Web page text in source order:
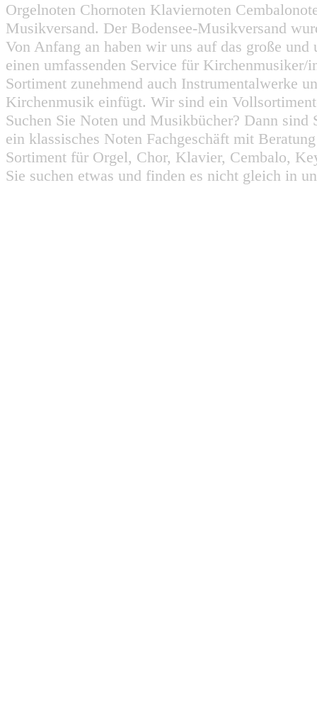
Orgelnoten Chornoten Klaviernoten
Musikversand. Der Bodensee-Musikversand
Von Anfang an haben wir uns auf das große
einen umfassenden Service für
Sortiment zunehmend auch Instrumentalwerke
Kirchenmusik einfügt. Wir sind ein
Suchen Sie Noten und Musikbücher? Dann
ein klassisches Noten Fachgeschäft mit
Sortiment für Orgel, Chor, Klavier, Cembalo,
Sie suchen etwas und finden es nicht gleich in